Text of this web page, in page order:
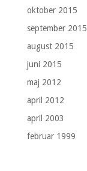
oktober 2015
september 2015
august 2015
juni 2015
maj 2012
april 2012
april 2003
februar 1999